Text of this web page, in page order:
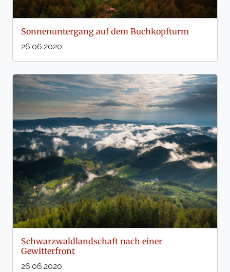
Sonnenuntergang auf dem Buchkopfturm
26.06.2020
Schwarzwaldlandschaft nach einer
Gewitterfront
26.06.2020